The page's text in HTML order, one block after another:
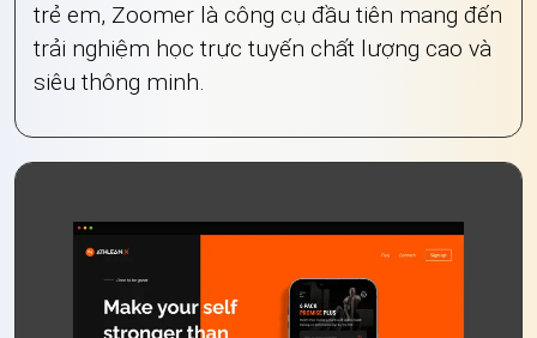
trẻ em, Zoomer là công cụ đầu tiên mang đến
trải nghiệm học trực tuyến chất lượng cao và
siêu thông minh.